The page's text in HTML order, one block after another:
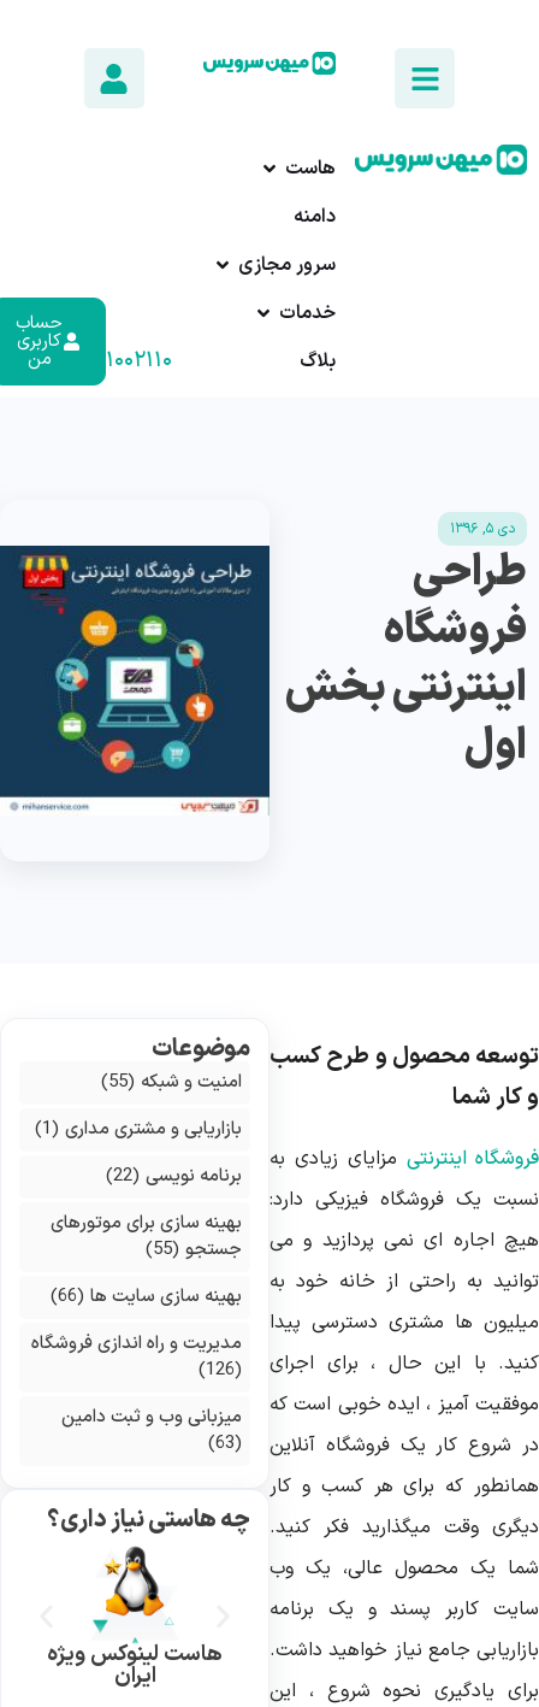
هاست
دامنه
سرور مجازی
خدمات
بلاگ
۰۱۷-۹۱۰۰۲۱۱۰
حساب
کاربری
من
دی ۵, ۱۳۹۶
طراحی
فروشگاه
اینترنتی بخش
اول
محصول و طرح کسب
کار شما
اینترنتیمزایای زیادی به
یک فروشگاه فیزیکی دارد:
اجاره ای نمی پردازید و می
به راحتی از خانه خود به
ها مشتری دسترسی پیدا
با این حال ، برای اجرای
آمیز ، ایده خوبی است که
شروع کار یک فروشگاه آنلاین
که برای هر کسب و کار
وقت میگذارید فکر کنید.
یک محصول عالی، یک وب
کاربر پسند و یک برنامه
جامع نیاز خواهید داشت.
یادگیری نحوه شروع ، این
موضوعات
امنیت و شبکه(55)
بازاریابی و مشتری مداری(1)
برنامه نویسی(22)
بهینه سازی برای موتورهای
جستجو(55)
بهینه سازی سایت ها(66)
مدیریت و راه اندازی فروشگاه
میزبانی وب و ثبت دامین
چه هاستی نیاز داری؟
هاست لینوکس ویژه
ایران